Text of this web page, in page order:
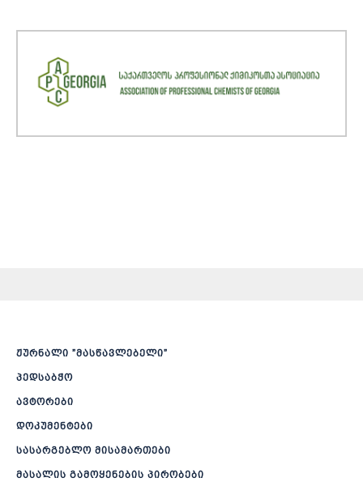
ჟურნალი ”მასწავლებელი”
პედსაბჭო
ავტორები
დოკუმენტები
სასარგებლო მისამართები
მასალის გამოყენების პირობები